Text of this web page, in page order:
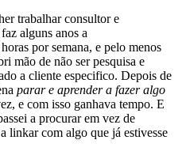
trabalhar consultor e
alguns anos a
por semana, e pelo menos
mão de não ser pesquisa e
a cliente especifico. Depois de
parar e aprender a fazer algo
e com isso ganhava tempo. E
a procurar em vez de
linkar com algo que já estivesse